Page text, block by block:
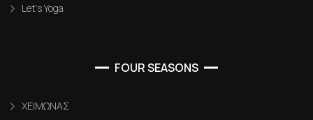
Let’s Yoga
FOUR SEASONS
ΧΕΙΜΩΝΑΣ